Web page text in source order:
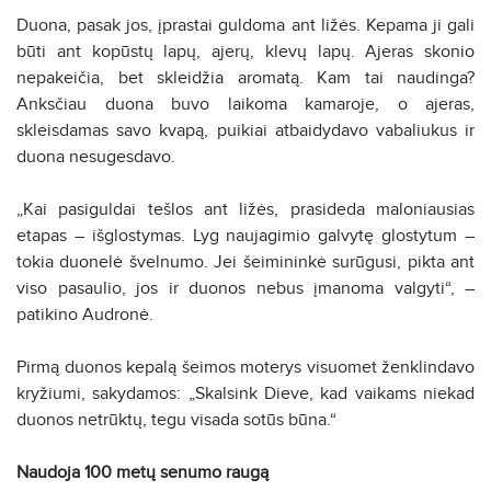
Duona, pasak jos, įprastai guldoma ant ližės. Kepama ji gali
būti ant kopūstų lapų, ajerų, klevų lapų. Ajeras skonio
nepakeičia, bet skleidžia aromatą. Kam tai naudinga?
Anksčiau duona buvo laikoma kamaroje, o ajeras,
skleisdamas savo kvapą, puikiai atbaidydavo vabaliukus ir
duona nesugesdavo.
„Kai pasiguldai tešlos ant ližės, prasideda maloniausias
etapas – išglostymas. Lyg naujagimio galvytę glostytum –
tokia duonelė švelnumo. Jei šeimininkė surūgusi, pikta ant
viso pasaulio, jos ir duonos nebus įmanoma valgyti“, –
patikino Audronė.
Pirmą duonos kepalą šeimos moterys visuomet ženklindavo
kryžiumi, sakydamos: „Skalsink Dieve, kad vaikams niekad
duonos netrūktų, tegu visada sotūs būna.“
Naudoja 100 metų senumo raugą